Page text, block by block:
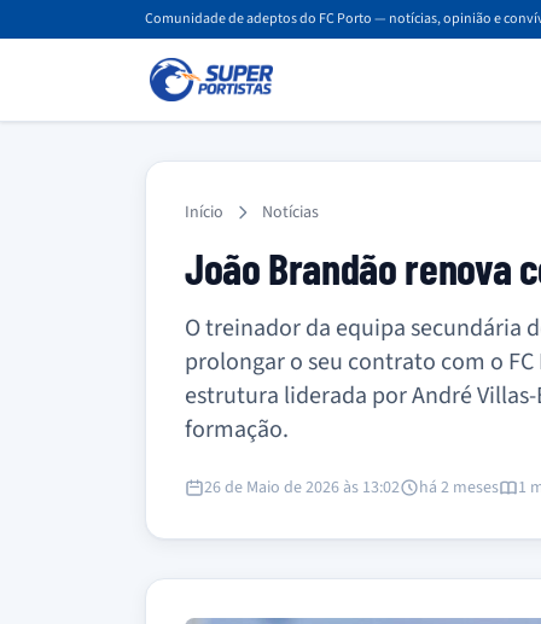
Comunidade de adeptos do FC Porto — notícias, opinião e
Início Notícias
João Brandão renova
O treinador da equipa secundária
prolongar o seu contrato com o
estrutura liderada por André
formação.
26 de Maio de 2026 às 13:02 há 2 meses 1